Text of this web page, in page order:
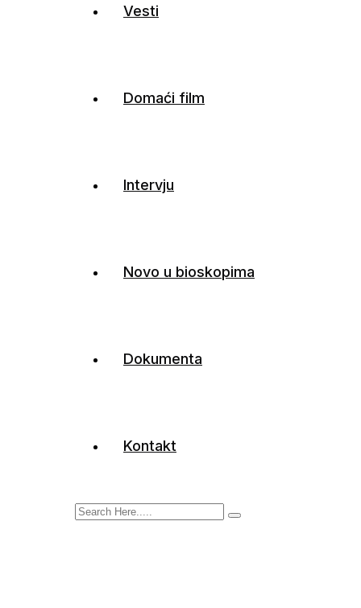
Vesti
Domaći film
Intervju
Novo u bioskopima
Dokumenta
Kontakt